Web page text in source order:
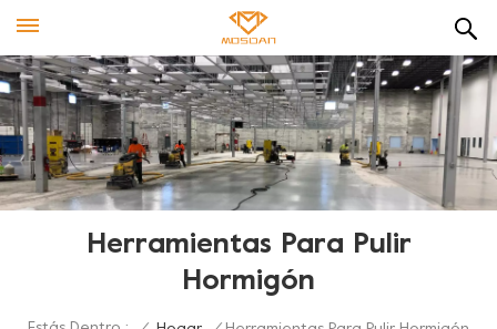
Herramientas Para Pulir
Hormigón